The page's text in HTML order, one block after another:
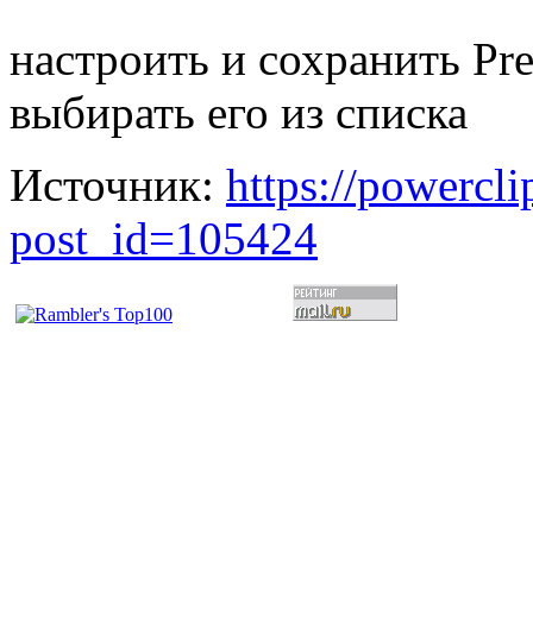
настроить и сохранить
выбирать его из списка
Источник: https://
post_id=105424